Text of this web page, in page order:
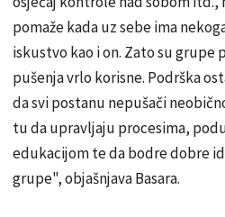
pomaže kada uz sebe ima
iskustvo kao i on. Zato su grupe
pušenja vrlo korisne. Podrška
da svi postanu nepušači
tu da upravljaju procesima,
edukacijom te da bodre dobre
grupe",objašnjavaBasara.